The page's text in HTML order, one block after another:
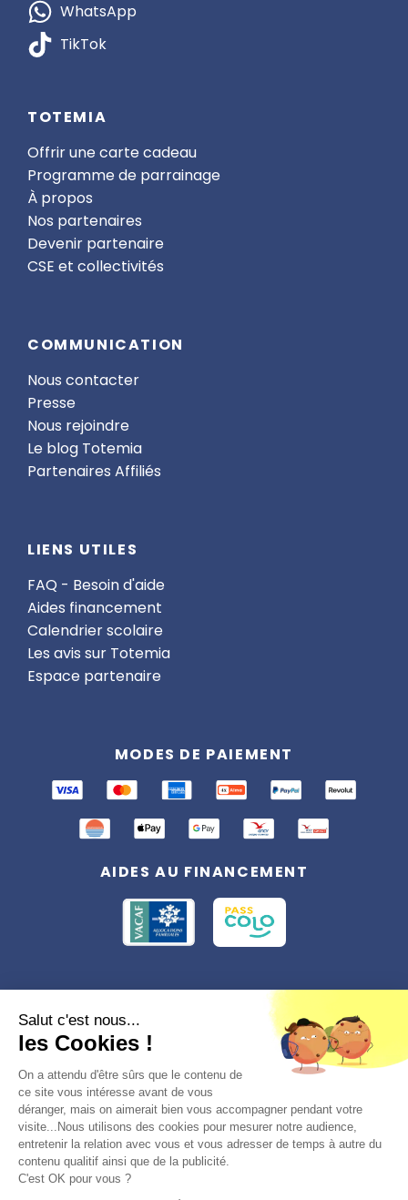
WhatsApp
TikTok
TOTEMIA
Offrir une carte cadeau
Programme de parrainage
À propos
Nos partenaires
Devenir partenaire
CSE et collectivités
COMMUNICATION
Nous contacter
Presse
Nous rejoindre
Le blog Totemia
Partenaires Affiliés
LIENS UTILES
FAQ - Besoin d'aide
Aides financement
Calendrier scolaire
Les avis sur Totemia
Espace partenaire
MODES DE PAIEMENT
AIDES AU FINANCEMENT
Conformément à la réglementation applicable en matière de données
personnelles, vous disposez d'un droit d'accès, de rectification et
d'effacement, du droit à la limitation du traitement des données vous
concernant. Vous pouvez consulter
notre politique de confidentialité
Préférences des cookies >
Salut c'est nous...
les Cookies !
On a attendu d'être sûrs que le contenu de
ce site vous intéresse avant de vous
déranger, mais on aimerait bien vous accompagner pendant votre
visite...Nous utilisons des cookies pour mesurer notre audience,
entretenir la relation avec vous et vous adresser de temps à autre du
contenu qualitif ainsi que de la publicité.
C'est OK pour vous ?